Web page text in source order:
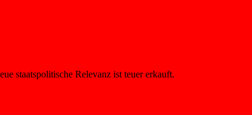
staatspolitische Relevanz ist teuer erkauft.